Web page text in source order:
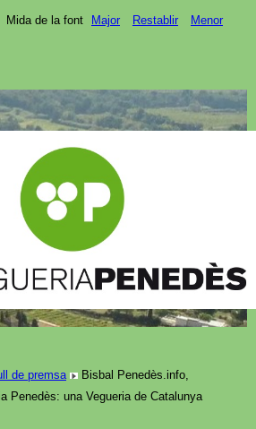
Mida de la font Major Restablir Menor
de premsa
Bisbal Penedès.info,
Penedès: una Vegueria de Catalunya